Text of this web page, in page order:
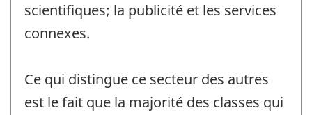
scientifiques; la publicité et les services
connexes.
Ce qui distingue ce secteur des autres
est le fait que la majorité des classes qui